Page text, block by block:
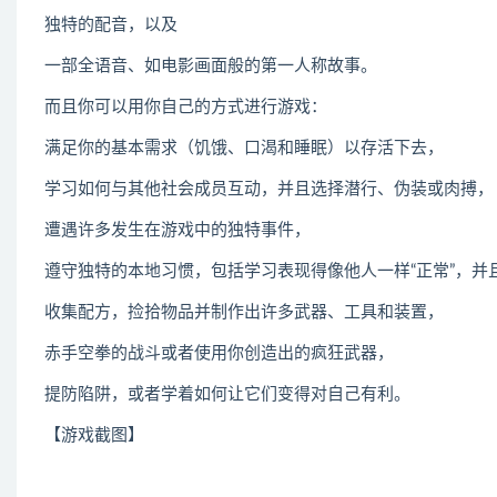
独特的配音，以及
一部全语音、如电影画面般的第一人称故事。
而且你可以用你自己的方式进行游戏：
满足你的基本需求（饥饿、口渴和睡眠）以存活下去，
学习如何与其他社会成员互动，并且选择潜行、伪装或肉搏，
遭遇许多发生在游戏中的独特事件，
遵守独特的本地习惯，包括学习表现得像他人一样“正常”，并
收集配方，捡拾物品并制作出许多武器、工具和装置，
赤手空拳的战斗或者使用你创造出的疯狂武器，
提防陷阱，或者学着如何让它们变得对自己有利。
【游戏截图】